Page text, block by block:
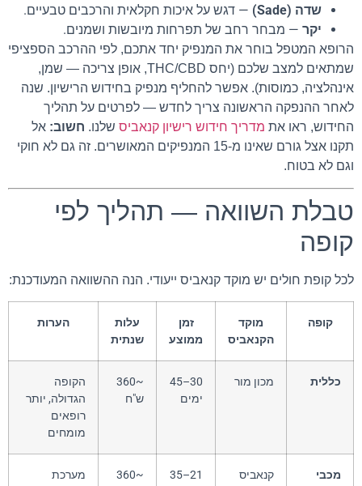
שדה (Sade)
— דגש על איכות חקלאית והרכבים טבעיים.
יקר — מבחר רחב של תפרחות מיובשות ושמנים.
הרופא המטפל בוחר את המנפיק יחד אתכם, לפי ההרכב הספציפי
שמתאים למצב שלכם (יחס THC/CBD, אופן צריכה — שמן,
אינהלציה, כמוסות). אפשר להחליף מנפיק בחידוש הרישיון. שנה
לאחר ההנפקה הראשונה צריך לחדש — לפרטים על תהליך
החידוש, ראו את מדריך חידוש רישיון קנאביס שלנו. חשוב: אל
תקנו אצל גורם שאינו מ-15 המנפיקים המאושרים. זה גם לא חוקי
וגם לא בטוח.
טבלת השוואה — תהליך לפי
קופה
לכל קופת חולים יש מוקד קנאביס ייעודי. הנה ההשוואה המעודכנת:
קופה
מוקד
הקנאביס
זמן
ממוצע
עלות
שנתית
הערות
כללית מכון מור
30–45
ימים
~360
ש"ח
הקופה
הגדולה, יותר
רופאים
מומחים
מכבי
קנאביס
21–35
~360
מערכת